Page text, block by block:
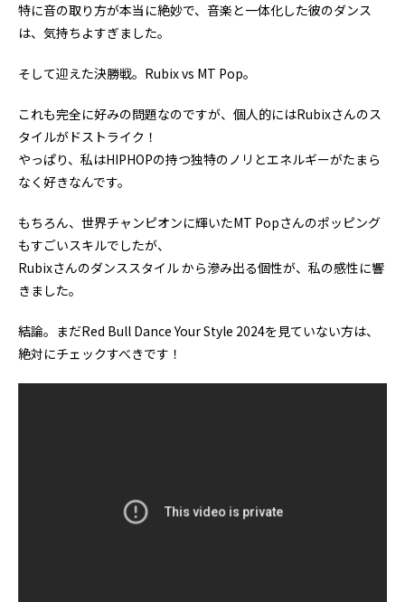
特に音の取り方が本当に絶妙で、音楽と一体化した彼のダンス
は、気持ちよすぎました。
そして迎えた決勝戦。Rubix vs MT Pop。
これも完全に好みの問題なのですが、個人的にはRubixさんのス
タイルがドストライク！
やっぱり、私はHIPHOPの持つ独特のノリとエネルギーがたまら
なく好きなんです。
もちろん、世界チャンピオンに輝いたMT Popさんのポッピング
もすごいスキルでしたが、
Rubixさんのダンススタイル から滲み出る個性が、私の感性に響
きました。
結論。まだRed Bull Dance Your Style 2024を見ていない方は、
絶対にチェックすべきです！